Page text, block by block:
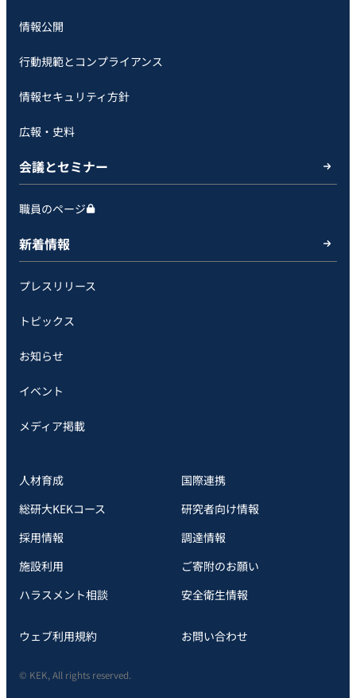
情報公開
行動規範とコンプライアンス
情報セキュリティ方針
広報・史料
会議とセミナー
職員のページ
新着情報
プレスリリース
トピックス
お知らせ
イベント
メディア掲載
人材育成
国際連携
総研大KEKコース
研究者向け情報
採用情報
調達情報
施設利用
ご寄附のお願い
ハラスメント相談
安全衛⽣情報
ウェブ利用規約 お問い合わせ
© KEK, All rights reserved.